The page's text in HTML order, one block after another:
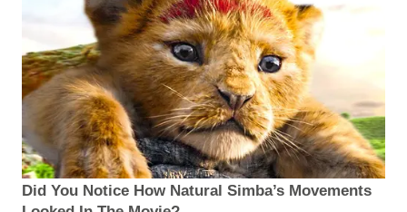
Did You Notice How Natural Simba’s Movements